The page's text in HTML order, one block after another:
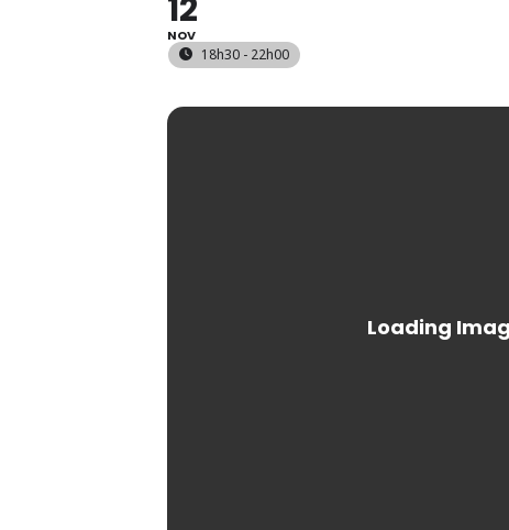
12
NOV
18h30 - 22h00